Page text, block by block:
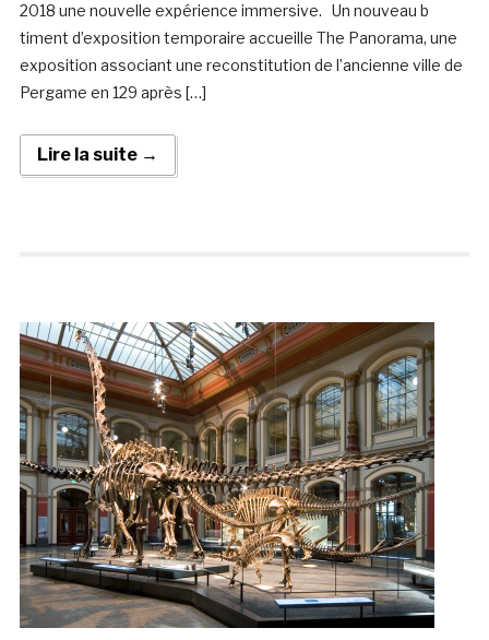
2018 une nouvelle expérience immersive. Un nouveau b
timent d’exposition temporaire accueille The Panorama, une
exposition associant une reconstitution de l’ancienne ville de
Pergame en 129 après […]
Lire la suite →